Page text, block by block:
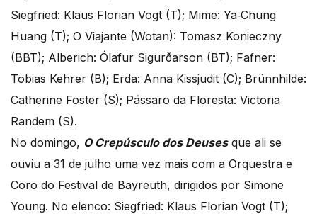
Siegfried: Klaus Florian Vogt (T); Mime: Ya‑Chung
Huang (T); O Viajante (Wotan): Tomasz Konieczny
(BBT); Alberich: Ólafur Sigurðarson (BT); Fafner:
Tobias Kehrer (B); Erda: Anna Kissjudit (C); Brünnhilde:
Catherine Foster (S); Pássaro da Floresta: Victoria
Randem (S).
No domingo, O Crepúsculo dos Deuses que ali se
ouviu a 31 de julho uma vez mais com a Orquestra e
Coro do Festival de Bayreuth, dirigidos por Simone
Young. No elenco: Siegfried: Klaus Florian Vogt (T);